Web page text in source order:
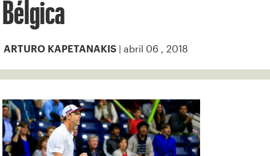
Bélgica
ARTURO KAPETANAKIS | abril 06 , 2018